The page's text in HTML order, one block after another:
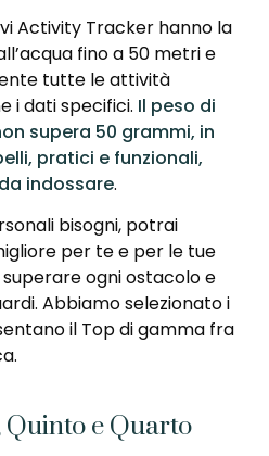
Activity Tracker hanno la
fino a 50 metri e
tutte le attività
i dati specifici. Il peso di
supera 50 grammi, in
pratici e funzionali,
indossare.
bisogni, potrai
per te e per le tue
ogni ostacolo e
Abbiamo selezionato i
il Top di gamma fra
e Quarto